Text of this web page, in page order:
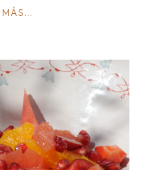
MÁS...